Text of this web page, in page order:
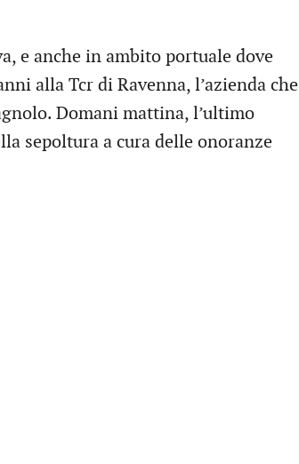
e anche in ambito portuale dove
alla Tcr di Ravenna, l’azienda che
Domani mattina, l’ultimo
sepoltura a cura delle onoranze